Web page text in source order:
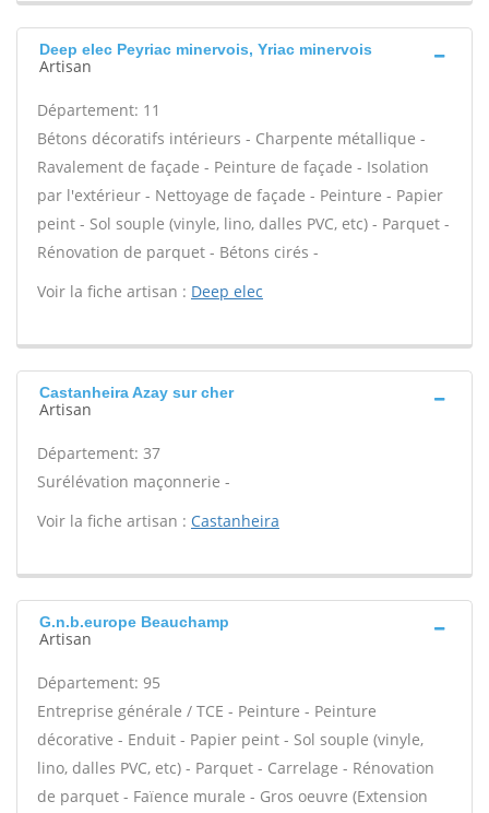
Deep elec Peyriac minervois, Yriac minervois
Artisan
Département: 11
Bétons décoratifs intérieurs - Charpente métallique -
Ravalement de façade - Peinture de façade - Isolation
par l'extérieur - Nettoyage de façade - Peinture - Papier
peint - Sol souple (vinyle, lino, dalles PVC, etc) - Parquet -
Rénovation de parquet - Bétons cirés -
Voir la fiche artisan : Deep elec
Castanheira Azay sur cher
Artisan
Département: 37
Surélévation maçonnerie -
Voir la fiche artisan : Castanheira
G.n.b.europe Beauchamp
Artisan
Département: 95
Entreprise générale / TCE - Peinture - Peinture
décorative - Enduit - Papier peint - Sol souple (vinyle,
lino, dalles PVC, etc) - Parquet - Carrelage - Rénovation
de parquet - Faïence murale - Gros oeuvre (Extension